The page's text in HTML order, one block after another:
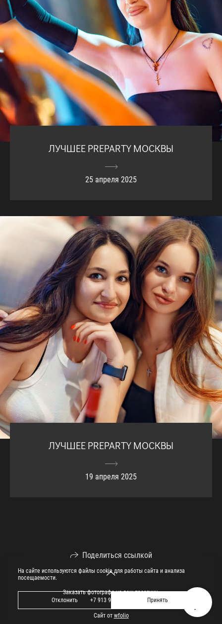
ЛУЧШЕЕ PREPARTY МОСКВЫ
25 апреля 2025
ЛУЧШЕЕ PREPARTY МОСКВЫ
19 апреля 2025
Поделиться ссылкой
Заказать фотографа на ваш праздник.
+7 913 913 09 09
Сайт от wfolio
На сайте используются файлы cookie для работы сайта и анализа
посещаемости.
Отклонить Принять